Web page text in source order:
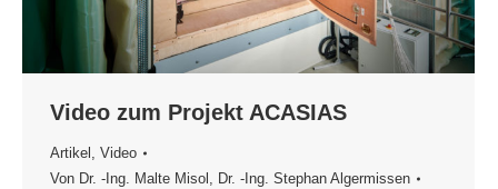
Video zum Projekt ACASIAS
Artikel , Video
Von Dr. -Ing. Malte Misol , Dr. -Ing. Stephan Algermissen